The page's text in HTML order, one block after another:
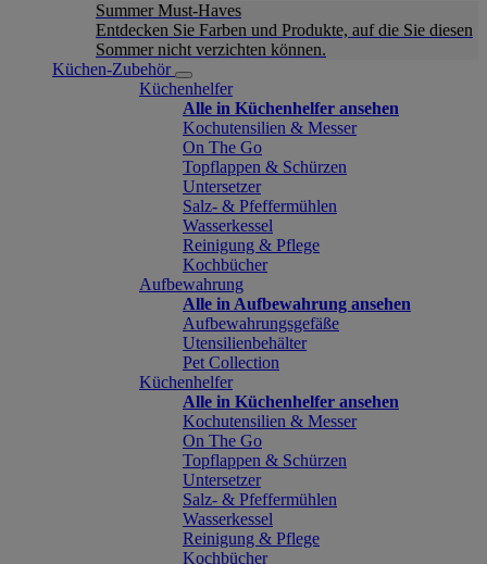
Summer Must-Haves
Entdecken Sie Farben und Produkte, auf die Sie diesen
Sommer nicht verzichten können.
Küchen-Zubehör
Küchenhelfer
Alle in Küchenhelfer ansehen
Kochutensilien & Messer
On The Go
Topflappen & Schürzen
Untersetzer
Salz- & Pfeffermühlen
Wasserkessel
Reinigung & Pflege
Kochbücher
Aufbewahrung
Alle in Aufbewahrung ansehen
Aufbewahrungsgefäße
Utensilienbehälter
Pet Collection
Küchenhelfer
Alle in Küchenhelfer ansehen
Kochutensilien & Messer
On The Go
Topflappen & Schürzen
Untersetzer
Salz- & Pfeffermühlen
Wasserkessel
Reinigung & Pflege
Kochbücher